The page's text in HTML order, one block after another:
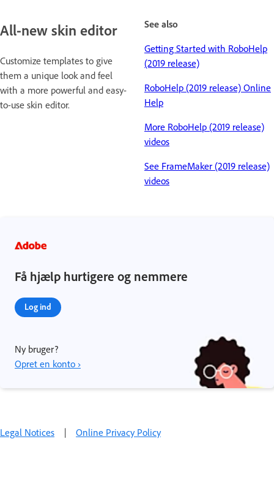
All-new skin editor
Customize templates to give
them a unique look and feel
with a more powerful and easy-
to-use skin editor.
See also
Getting Started with RoboHelp
(2019 release)
RoboHelp (2019 release) Online
Help
More RoboHelp (2019 release)
videos
See FrameMaker (2019 release)
videos
Få hjælp hurtigere og nemmere
Log ind
Ny bruger?
Opret en konto ›
Legal Notices | Online Privacy Policy